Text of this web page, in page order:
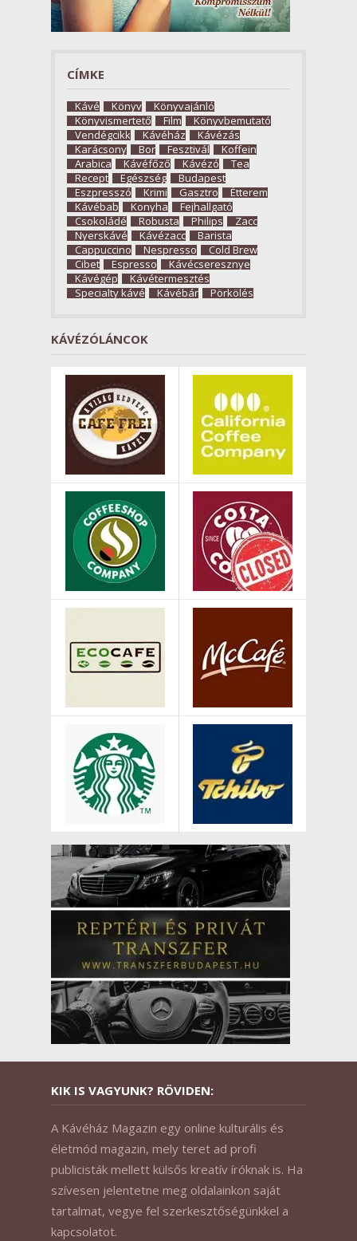
CÍMKE
Kávé Könyv
Könyvajánló
Könyvismertető
Film
Könyvbemutató
Vendégcikk
Kávéház
Kávézás
Karácsony
Bor Fesztivál
Koffein
Arabica
Kávéfőző Kávézó
Tea
Recept
Egészség
Budapest
Eszpresszó
Krimi Gasztro
Étterem
Kávébab
Konyha
Fejhallgató
Csokoládé
Robusta Philips
Zacc
Nyerskávé
Kávézacc
Barista
Cappuccino
Nespresso
Cold Brew
Cibet
Espresso
Kávécseresznye
Kávégép
Kávétermesztés
Specialty kávé
Kávébár Pörkölés
KÁVÉZÓLÁNCOK
KIK IS VAGYUNK? RÖVIDEN:
A Kávéház Magazin egy online kulturális és
életmód magazin, mely teret ad profi
publicisták mellett külsős kreatív íróknak is. Ha
szívesen jelentetne meg oldalainkon saját
tartalmat, vegye fel szerkesztőségünkkel a
kapcsolatot.